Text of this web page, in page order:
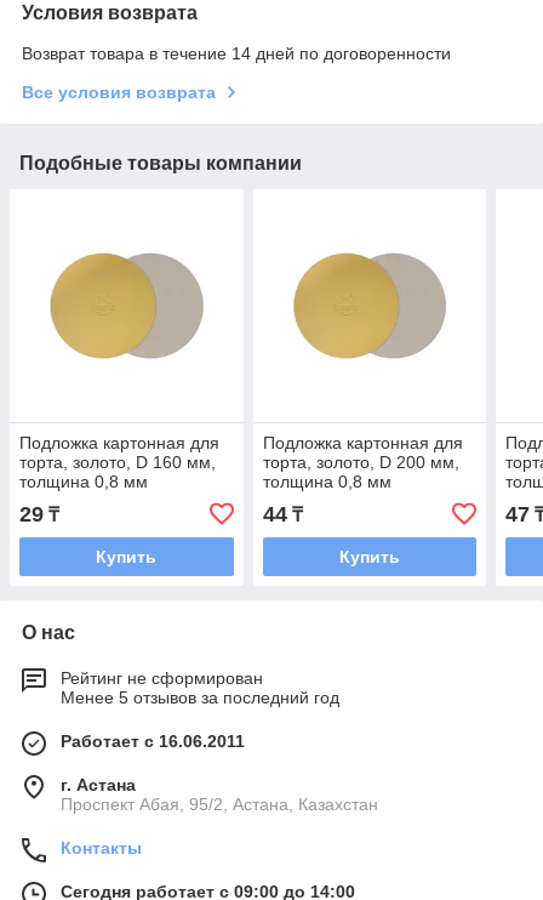
Условия возврата
Возврат товара в течение 14 дней по договоренности
Все условия возврата
Подобные товары компании
Подложка картонная для
торта, золото, D 160 мм,
толщина 0,8 мм
29 ₸
Купить
Подложка картонная для
торта, золото, D 200 мм,
толщина 0,8 мм
44₸
Купить
47
О нас
Рейтинг не сформирован
Менее 5 отзывов за последний год
Работает с 16.06.2011
г. Астана
​Проспект Абая, 95/2, Астана, Казахстан
Контакты
Сегодня работает с 09:00 до 14:00